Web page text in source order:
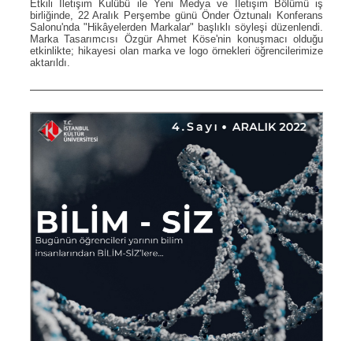
Etkili İletişim Kulübü ile Yeni Medya ve İletişim Bölümü iş
birliğinde, 22 Aralık Perşembe günü Önder Öztunalı Konferans
Salonu'nda "Hikâyelerden Markalar" başlıklı söyleşi düzenlendi.
Marka Tasarımcısı Özgür Ahmet Köse'nin konuşmacı olduğu
etkinlikte; hikayesi olan marka ve logo örnekleri öğrencilerimize
aktarıldı.